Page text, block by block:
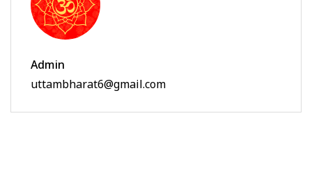
Admin
uttambharat6@gmail.com